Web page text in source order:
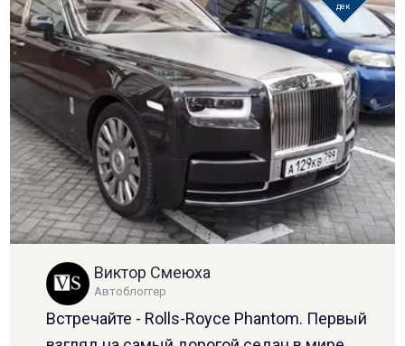
дек
Виктор Смеюха
Автоблоггер
Встречайте - Rolls-Royce Phantom. Первый